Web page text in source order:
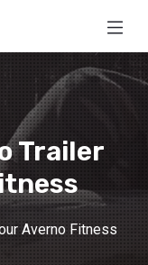
Trailer
Averno Fitness